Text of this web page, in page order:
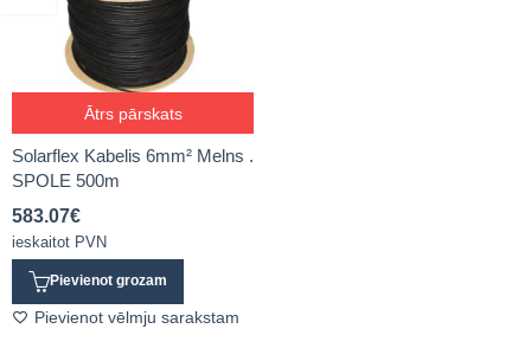
Ātrs pārskats
Solarflex Kabelis 6mm² Melns .
SPOLE 500m
583.07€
ieskaitot PVN
Pievienot grozam
Pievienot vēlmju sarakstam